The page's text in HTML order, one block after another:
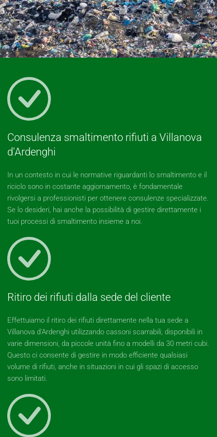
Consulenza smaltimento rifiuti a Villanova
d'Ardenghi
In un contesto in cui le normative riguardanti lo smaltimento e il
riciclo sono in costante aggiornamento, è fondamentale
rivolgersi a professionisti per ottenere consulenze specializzate.
Se lo desideri, hai anche la possibilità di gestire direttamente i
tuoi processi di smaltimento insieme a noi.
Ritiro dei rifiuti dalla sede del cliente
Effettuiamo il ritiro dei rifiuti direttamente nella tua sede a
Villanova d'Ardenghi utilizzando cassoni scarrabili, disponibili in
varie dimensioni, da piccole unità fino a modelli da 30 metri cubi.
Questo ci consente di gestire in modo efficiente qualsiasi
volume di rifiuti, anche in situazioni in cui gli spazi di accesso
sono limitati.